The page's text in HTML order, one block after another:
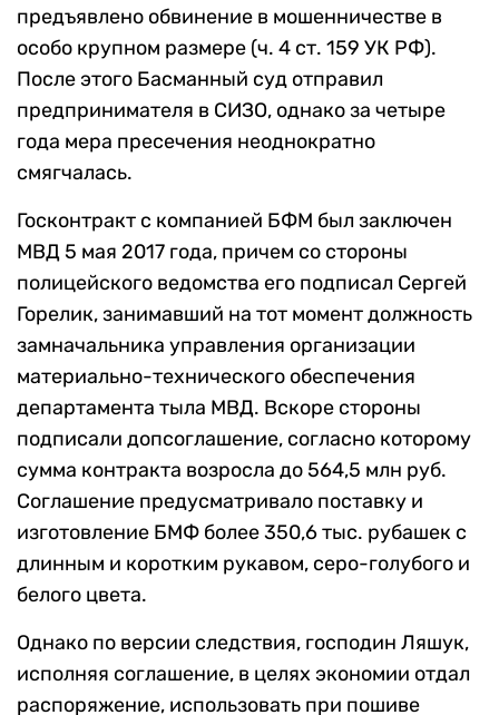
предъявлено обвинение в мошенничестве в
особо крупном размере (ч. 4 ст. 159 УК РФ).
После этого Басманный суд отправил
предпринимателя в СИЗО, однако за четыре
года мера пресечения неоднократно
смягчалась.
Госконтракт с компанией БФМ был заключен
МВД 5 мая 2017 года, причем со стороны
полицейского ведомства его подписал Сергей
Горелик, занимавший на тот момент должность
замначальника управления организации
материально-технического обеспечения
департамента тыла МВД. Вскоре стороны
подписали допсоглашение, согласно которому
сумма контракта возросла до 564,5 млн руб.
Соглашение предусматривало поставку и
изготовление БМФ более 350,6 тыс. рубашек с
длинным и коротким рукавом, серо-голубого и
белого цвета.
Однако по версии следствия, господин Ляшук,
исполняя соглашение, в целях экономии отдал
распоряжение, использовать при пошиве